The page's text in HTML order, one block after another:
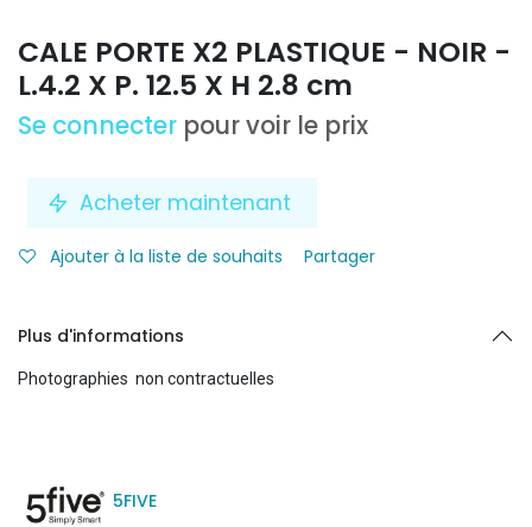
CALE PORTE X2 PLASTIQUE - NOIR -
L.4.2 X P. 12.5 X H 2.8 cm
Se connecter pour voir le prix
Acheter maintenant
Ajouter à la liste de souhaits Partager
Plus d'informations
Photographies non contractuelles
5FIVE